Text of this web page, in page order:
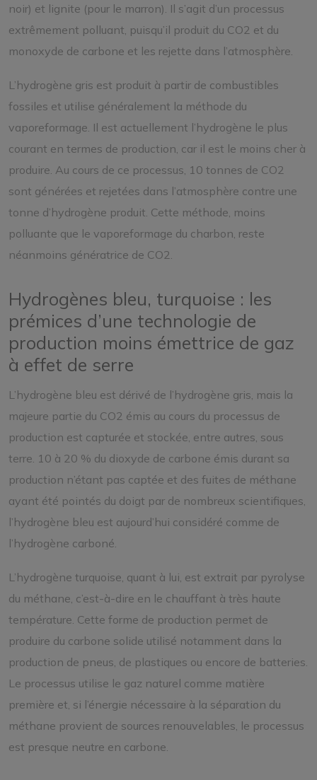
noir) et lignite (pour le marron). Il s’agit d’un processus
extrêmement polluant, puisqu’il produit du CO2 et du
monoxyde de carbone et les rejette dans l’atmosphère.
L’hydrogène gris est produit à partir de combustibles
fossiles et utilise généralement la méthode du
vaporeformage. Il est actuellement l’hydrogène le plus
courant en termes de production, car il est le moins cher à
produire. Au cours de ce processus, 10 tonnes de CO2
sont générées et rejetées dans l’atmosphère contre une
tonne d’hydrogène produit. Cette méthode, moins
polluante que le vaporeformage du charbon, reste
néanmoins génératrice de CO2.
Hydrogènes bleu, turquoise : les
prémices d’une technologie de
production moins émettrice de gaz
à effet de serre
L’hydrogène bleu est dérivé de l’hydrogène gris, mais la
majeure partie du CO2 émis au cours du processus de
production est capturée et stockée, entre autres, sous
terre. 10 à 20 % du dioxyde de carbone émis durant sa
production n’étant pas captée et des fuites de méthane
ayant été pointés du doigt par de nombreux scientifiques,
l’hydrogène bleu est aujourd’hui considéré comme de
l’hydrogène carboné.
L’hydrogène turquoise, quant à lui, est extrait par pyrolyse
du méthane, c’est-à-dire en le chauffant à très haute
température. Cette forme de production permet de
produire du carbone solide utilisé notamment dans la
production de pneus, de plastiques ou encore de batteries.
Le processus utilise le gaz naturel comme matière
première et, si l’énergie nécessaire à la séparation du
méthane provient de sources renouvelables, le processus
est presque neutre en carbone.